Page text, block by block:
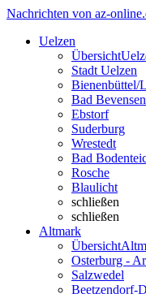
Nachrichten von az-
Uelzen
Übersicht
Stadt Uelzen
Bienenbüttel/
Bad Bevensen
Ebstorf
Suderburg
Wrestedt
Bad
Rosche
Blaulicht
schließen
schließen
Altmark
Übersicht
Osterburg -
Salzwedel
Beetzendorf-